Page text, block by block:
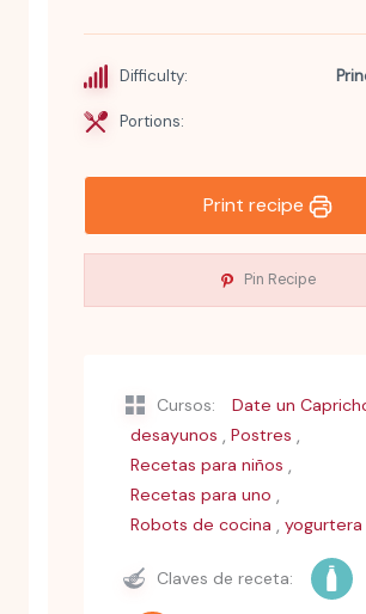
Difficulty:
Portions:
Print recipe
Pin Recipe
Cursos: Date un
desayunos , Postres ,
Recetas para niños ,
Recetas para uno ,
Robots de cocina , yogurtera
Claves de receta: